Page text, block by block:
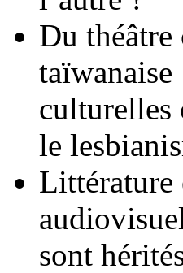
Du
culturelles
le
sont